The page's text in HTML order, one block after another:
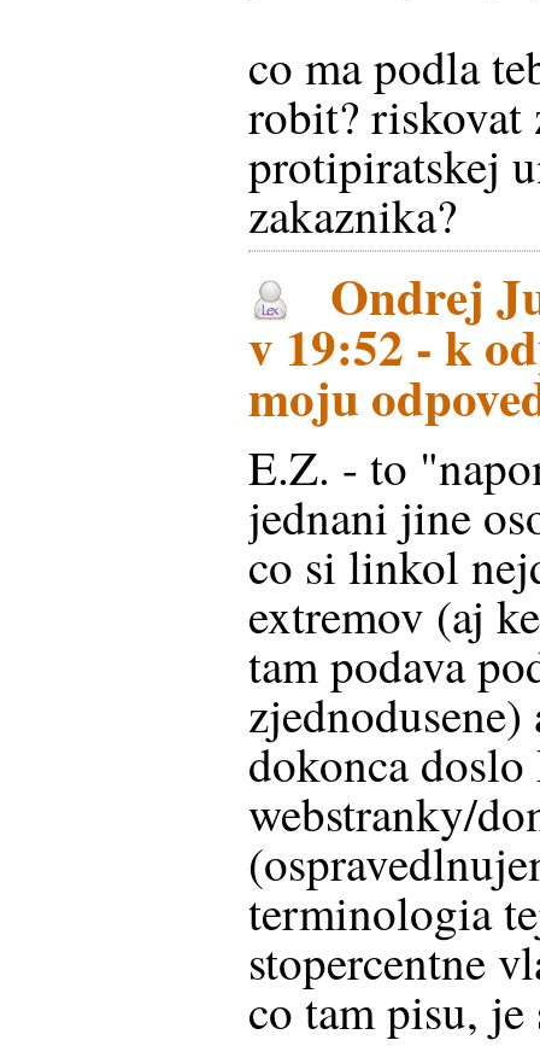
co ma podla
robit? riskovat
protipiratskej
zakaznika?
Ondrej
v 19:52 - k
moju
E.Z. - to
jednani jine
co si linkol
extremov (aj
tam podava
dokonca
webstranky/
terminologia
stopercentne
co tam pisu,